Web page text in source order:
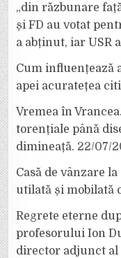
„din răzbunare
și FD au votat
a abținut, iar USR
Cum influențează
apei acuratețea
Vremea în
torențiale până
dimineață. 22/07/
Casă de vânzare
utilată și mobilată
Regrete eterne
profesorului Ion
director adjunct al